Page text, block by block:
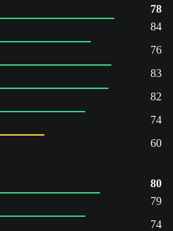
78
84
76
83
82
74
60
80
79
74